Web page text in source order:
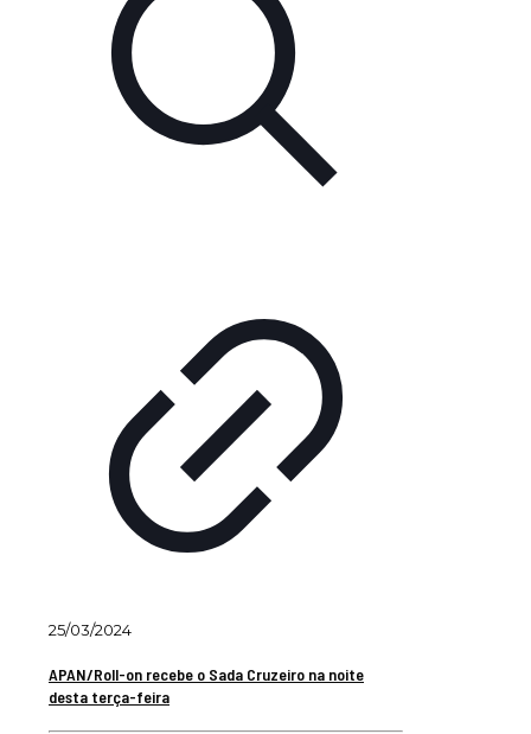
25/03/2024
APAN/Roll-on recebe o Sada Cruzeiro na noite
desta terça-feira